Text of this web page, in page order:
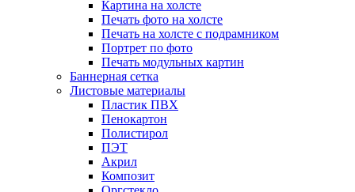
Картина на холсте
Печать фото на холсте
Печать на холсте с подрамником
Портрет по фото
Печать модульных картин
Баннерная сетка
Листовые материалы
Пластик ПВХ
Пенокартон
Полистирол
ПЭТ
Акрил
Композит